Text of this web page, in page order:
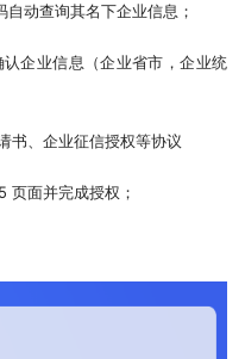
动查询其名下企业信息；
企业信息（企业省市，企业统
书、企业征信授权等协议
页面并完成授权；